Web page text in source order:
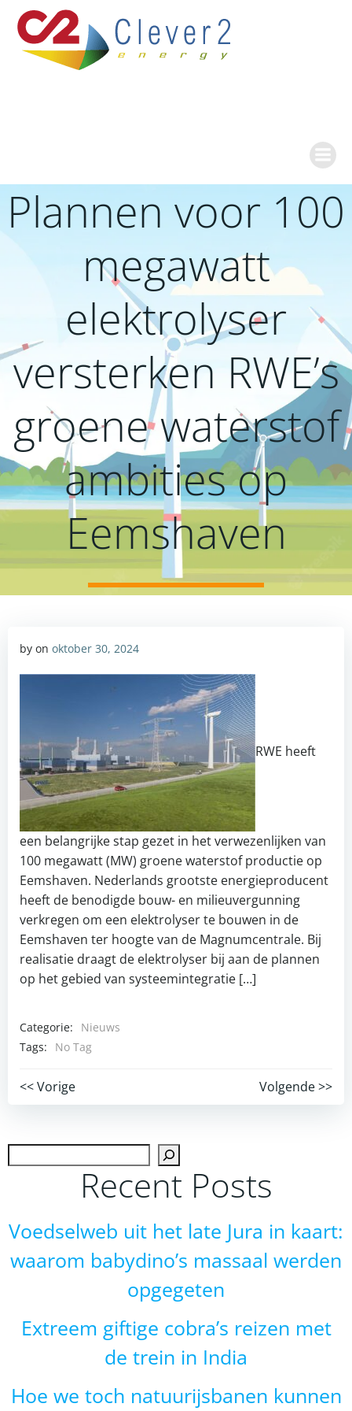
naar
de
inhoud
Plannen voor 100
megawatt
elektrolyser
versterken RWE’s
groene waterstof
ambities op
Eemshaven
by on oktober 30, 2024
RWE heeft
een belangrijke stap gezet in het verwezenlijken van
100 megawatt (MW) groene waterstof productie op
Eemshaven. Nederlands grootste energieproducent
heeft de benodigde bouw- en milieuvergunning
verkregen om een elektrolyser te bouwen in de
Eemshaven ter hoogte van de Magnumcentrale. Bij
realisatie draagt de elektrolyser bij aan de plannen
op het gebied van systeemintegratie […]
Categorie:
Nieuws
Tags:
No Tag
Post
navigation
<< Vorige
Post
navigation
Volgende >>
Recent Posts
Voedselweb uit het late Jura in kaart:
waarom babydino’s massaal werden
opgegeten
Extreem giftige cobra’s reizen met
de trein in India
Hoe we toch natuurijsbanen kunnen